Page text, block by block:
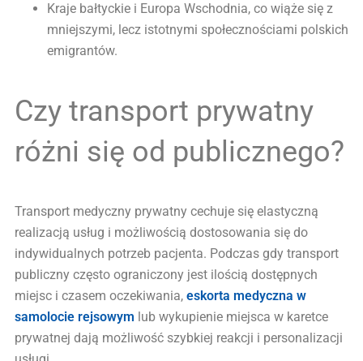
Kraje bałtyckie i Europa Wschodnia, co wiąże się z
mniejszymi, lecz istotnymi społecznościami polskich
emigrantów.
Czy transport prywatny
różni się od publicznego?
Transport medyczny prywatny cechuje się elastyczną
realizacją usług i możliwością dostosowania się do
indywidualnych potrzeb pacjenta. Podczas gdy transport
publiczny często ograniczony jest ilością dostępnych
miejsc i czasem oczekiwania, eskorta medyczna w
samolocie rejsowym lub wykupienie miejsca w karetce
prywatnej dają możliwość szybkiej reakcji i personalizacji